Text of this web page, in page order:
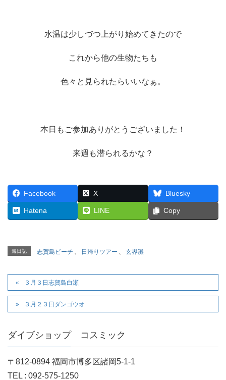
水温は少しづつ上がり始めてきたので
これから他の生物たちも
色々と見られたらいいなぁ。
本日もご参加ありがとうございました！
来週も潜られるかな？
Facebook X Bluesky
Hatena LINE Copy
海日記 志賀島ビーチ 、 日帰りツアー 、 玄界灘
３月３日志賀島白瀬
３月２３日ダンゴウオ
ダイブショップ コスミック
〒812-0894 福岡市博多区諸岡5-1-1
TEL : 092-575-1250